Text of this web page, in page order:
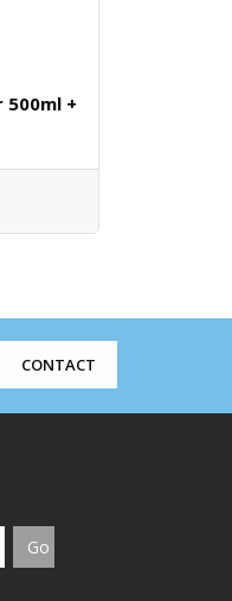
500ml +
CONTACT